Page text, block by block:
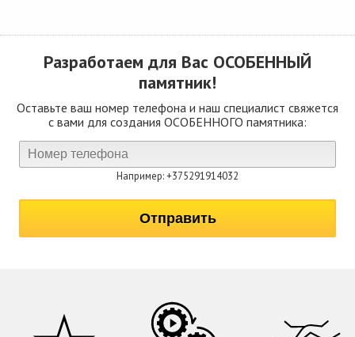
Разработаем для Вас ОСОБЕННЫЙ
памятник!
Оставьте ваш номер телефона и наш специалист свяжется
с вами для создания ОСОБЕННОГО памятника:
Например: +375291914032